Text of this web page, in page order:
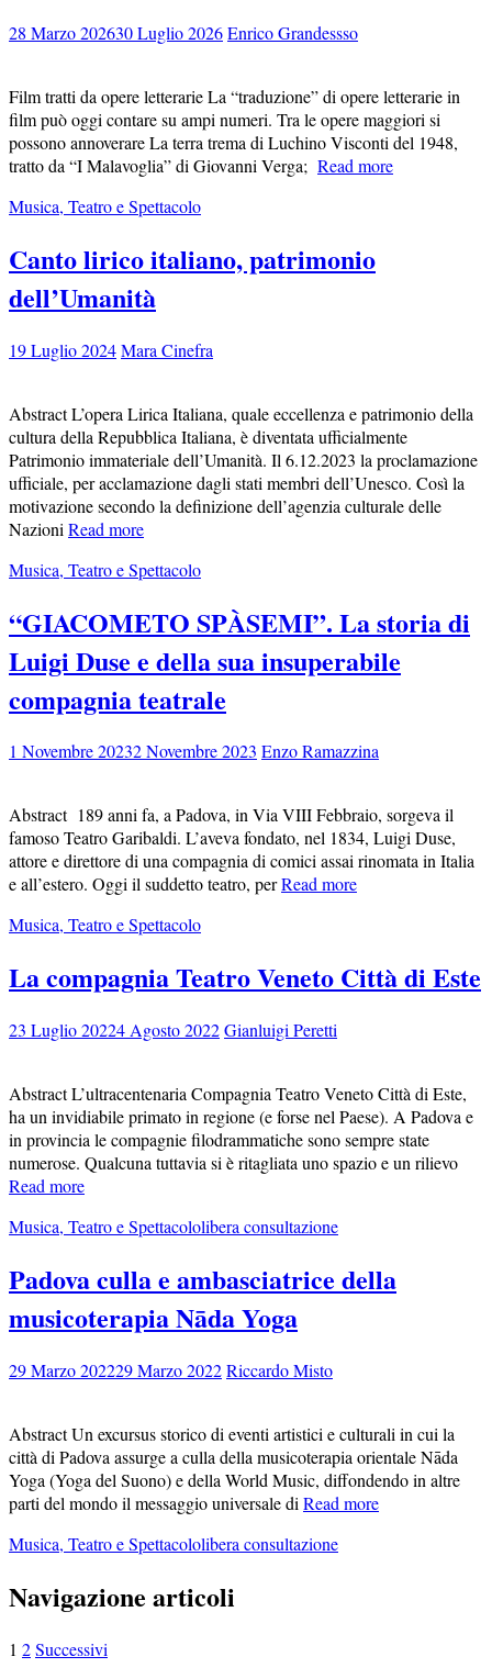
28 Marzo 202630 Luglio 2026Enrico Grandessso
Film tratti da opere letterarie La “traduzione” di opere letterarie in
film può oggi contare su ampi numeri. Tra le opere maggiori si
possono annoverare La terra trema di Luchino Visconti del 1948,
tratto da “I Malavoglia” di Giovanni Verga; Read more
Musica, Teatro e Spettacolo
Canto lirico italiano, patrimonio
dell’Umanità
19 Luglio 2024Mara Cinefra
Abstract L’opera Lirica Italiana, quale eccellenza e patrimonio della
cultura della Repubblica Italiana, è diventata ufficialmente
Patrimonio immateriale dell’Umanità. Il 6.12.2023 la proclamazione
ufficiale, per acclamazione dagli stati membri dell’Unesco. Così la
motivazione secondo la definizione dell’agenzia culturale delle
Nazioni Read more
Musica, Teatro e Spettacolo
“GIACOMETO SPÀSEMI”. La storia di
Luigi Duse e della sua insuperabile
compagnia teatrale
1 Novembre 20232 Novembre 2023 Enzo Ramazzina
Abstract 189 anni fa, a Padova, in Via VIII Febbraio, sorgeva il
famoso Teatro Garibaldi. L’aveva fondato, nel 1834, Luigi Duse,
attore e direttore di una compagnia di comici assai rinomata in Italia
e all’estero. Oggi il suddetto teatro, perRead more
Musica, Teatro e Spettacolo
La compagnia Teatro Veneto Città di Este
23 Luglio 20224 Agosto 2022Gianluigi Peretti
Abstract L’ultracentenaria Compagnia Teatro Veneto Città di Este,
ha un invidiabile primato in regione (e forse nel Paese). A Padova e
in provincia le compagnie filodrammatiche sono sempre state
numerose. Qualcuna tuttavia si è ritagliata uno spazio e un rilievo
Read more
Musica, Teatro e Spettacololibera consultazione
Padova culla e ambasciatrice della
musicoterapia Nāda Yoga
29 Marzo 202229 Marzo 2022Riccardo Misto
Abstract Un excursus storico di eventi artistici e culturali in cui la
città di Padova assurge a culla della musicoterapia orientale Nāda
Yoga (Yoga del Suono) e della World Music, diffondendo in altre
parti del mondo il messaggio universale di Read more
Musica, Teatro e Spettacololibera consultazione
Navigazione articoli
1 2Successivi